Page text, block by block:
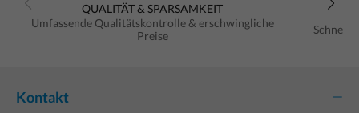
QUALITÄT & SPARSAMKEIT
Umfassende Qualitätskontrolle & erschwingliche
Preise
Schnelle
Kontakt